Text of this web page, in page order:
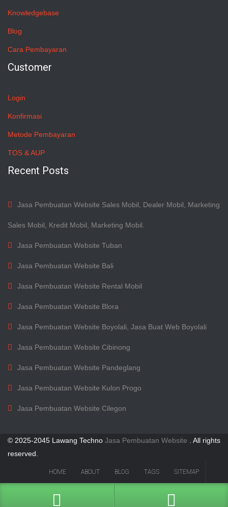
Knowledgebase
Blog
Cara Pembayaran
Customer
Login
Konfirmasi
Metode Pembayaran
TOS & AUP
Recent Posts
Jasa Pembuatan Website Sales Mobil, Dealer Mobil, Marketing
Sales Mobil, Kredit Mobil, Marketing Mobil.
Jasa Pembuatan Website Tuban
Jasa Pembuatan Website Bali
Jasa Pembuatan Website Rental Mobil
Jasa Pembuatan Website Blora
Jasa Pembuatan Website Boyolali, Jasa Buat Web Boyolali
Jasa Pembuatan Website Cibinong
Jasa Pembuatan Website Pandeglang
Jasa Pembuatan Website Kulon Progo
Jasa Pembuatan Website Cilegon
© 2025-2045 Lawang Techno Jasa Pembuatan Website
. All rights
reserved.
HOME ABOUT BLOG TAGS SITEMAP